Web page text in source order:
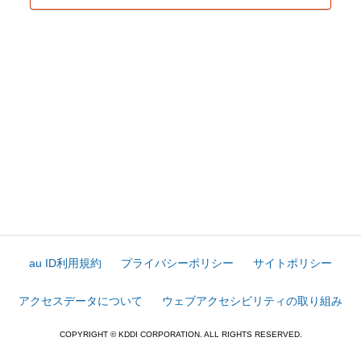
au ID利用規約 プライバシーポリシー サイトポリシー
アクセスデータについて ウェブアクセシビリティの取り組み
COPYRIGHT © KDDI CORPORATION. ALL RIGHTS RESERVED.